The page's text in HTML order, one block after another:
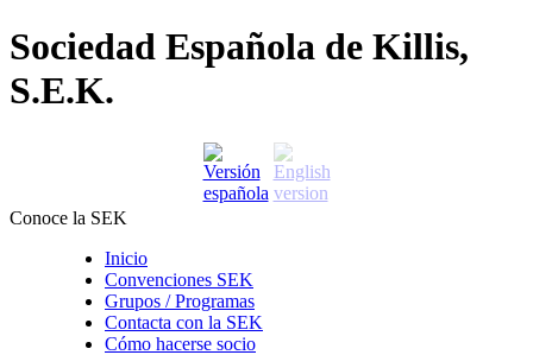
Sociedad Española de Killis,
S.E.K.
Conoce la SEK
Inicio
Convenciones SEK
Grupos / Programas
Contacta con la SEK
Cómo hacerse socio